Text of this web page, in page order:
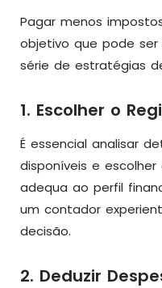
Pagar menos
objetivo que pode
série de estratégias
1. Escolher o
É essencial analisar
disponíveis e
adequa ao perfil
um contador
decisão.
2. Deduzir